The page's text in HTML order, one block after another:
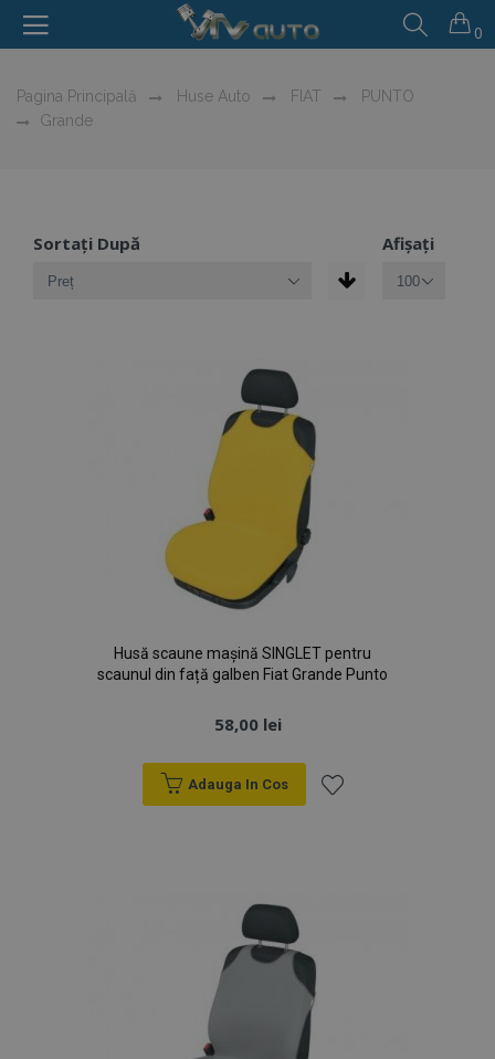
0
Pagina Principală Huse Auto FIAT
PUNTO
Grande
Sortați După Afișați
Husă scaune mașină SINGLET pentru
scaunul din față galben Fiat Grande Punto
58,00 lei
Adauga In Cos